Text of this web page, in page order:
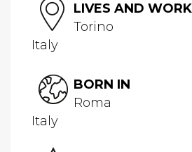
LIVES AND
Torino
Italy
BORN IN
Roma
Italy